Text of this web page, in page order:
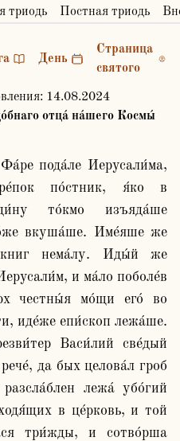
триодь Постная триодь
День
Страница
святого
14.08.2024
отца́ на́шего Космы́
по́стник, я́ко в
то́кмо изъяда́ше
вкуша́ше. Име́яше же
книг нема́лу. Иды́й же
и ма́ло поболе́в
честны́я мо́щи его́ во
иде́же епи́скоп лежа́ше.
Васи́лий све́дый
да бых целова́л гроб
лежа́ убо́гий
в це́рковь, и той
три́жды, и сотво́рша